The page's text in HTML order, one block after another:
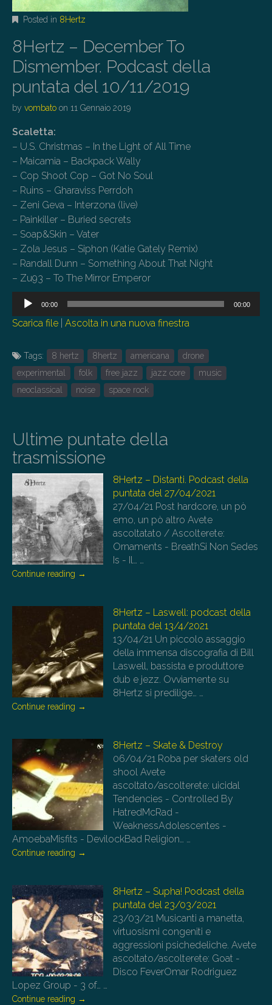
Posted in 8Hertz
8Hertz – December To
Dismember. Podcast della
puntata del 10/11/2019
by vombato on 11 Gennaio 2019
Scaletta:
– U.S. Christmas – In the Light of All Time
– Maicamia – Backpack Wally
– Cop Shoot Cop – Got No Soul
– Ruins – Gharaviss Perrdoh
– Zeni Geva – Interzona (live)
– Painkiller – Buried secrets
– Soap&Skin – Vater
– Zola Jesus – Siphon (Katie Gately Remix)
– Randall Dunn – Something About That Night
– Zu93 – To The Mirror Emperor
Audio
00:00 00:00
Scarica file Ascolta in una nuova finestra
Tags: 8 hertz 8hertz americana
drone
experimental
folk free jazz jazz core
music
neoclassical
noise space rock
Ultime puntate della
trasmissione
8Hertz – Distanti. Podcast della
puntata del 27/04/2021
27/04/21 Post hardcore, un pò
emo, un pò altro Avete
ascoltatato / Ascolterete:
Ornaments - BreathSi Non Sedes
Is - Il… …
Continue reading →
8Hertz – Laswell: podcast della
puntata del 13/4/2021
13/04/21 Un piccolo assaggio
della immensa discografia di Bill
Laswell, bassista e produttore
dub e jezz. Ovviamente su
8Hertz si predilige… …
Continue reading →
8Hertz – Skate & Destroy
06/04/21 Roba per skaters old
shool Avete
ascoltato/ascolterete: uicidal
Tendencies - Controlled By
HatredMcRad -
WeaknessAdolescentes -
AmoebaMisfits - DevilockBad Religion… …
Continue reading →
8Hertz – Supha! Podcast della
puntata del 23/03/2021
23/03/21 Musicanti a manetta,
virtuosismi congeniti e
aggressioni psichedeliche. Avete
ascoltato/ascolterete: Goat -
Disco FeverOmar Rodriguez
Lopez Group - 3 of… …
Continue reading →